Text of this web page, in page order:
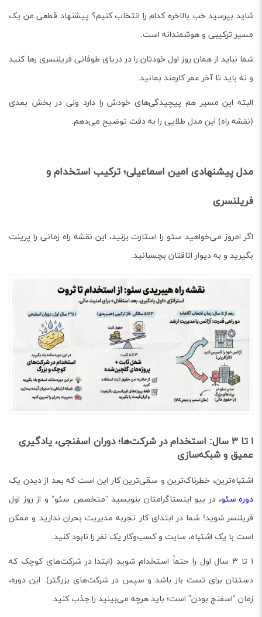
شاید بپرسید خب بالاخره کدام را انتخاب کنیم؟ پیشنهاد قطعی من یک
مسیر ترکیبی و هوشمندانه است.
شما نباید از همان روز اول خودتان را در دریای طوفانی فریلنسری رها کنید
و نه باید تا آخر عمر کارمند بمانید.
البته این مسیر هم پیچیدگی‌های خودش را دارد ولی در بخش بعدی
(نقشه راه) این مدل طلایی را به دقت توضیح می‌دهم.
مدل پیشنهادی امین اسماعیلی؛ ترکیب استخدام و
فریلنسری
اگر امروز می‌خواهید سئو را استارت بزنید، این نقشه راه زمانی را پرینت
بگیرید و به دیوار اتاقتان بچسبانید.
۱ تا ۳ سال: استخدام در شرکت‌ها؛
دوران اسفنجی، یادگیری
عمیق و شبکه‌سازی
اشتباه‌ترین، خطرناک‌ترین و سمّی‌ترین کار این است که بعد از دیدن یک
دوره سئو، در بیو اینستاگرامتان بنویسید “متخصص سئو” و از روز اول
فریلنسر شوید! شما در ابتدای کار تجربه مدیریت بحران ندارید و ممکن
است با یک اشتباه، سایت و کسب‌وکار یک نفر را نابود کنید.
۱ تا ۳ سال اول را حتماً استخدام شوید (ابتدا در شرکت‌های کوچک که
دستتان برای تست باز باشد و سپس در شرکت‌های بزرگتر). این دوره،
زمان “اسفنج بودن” است؛ باید هرچه می‌بینید را جذب کنید.